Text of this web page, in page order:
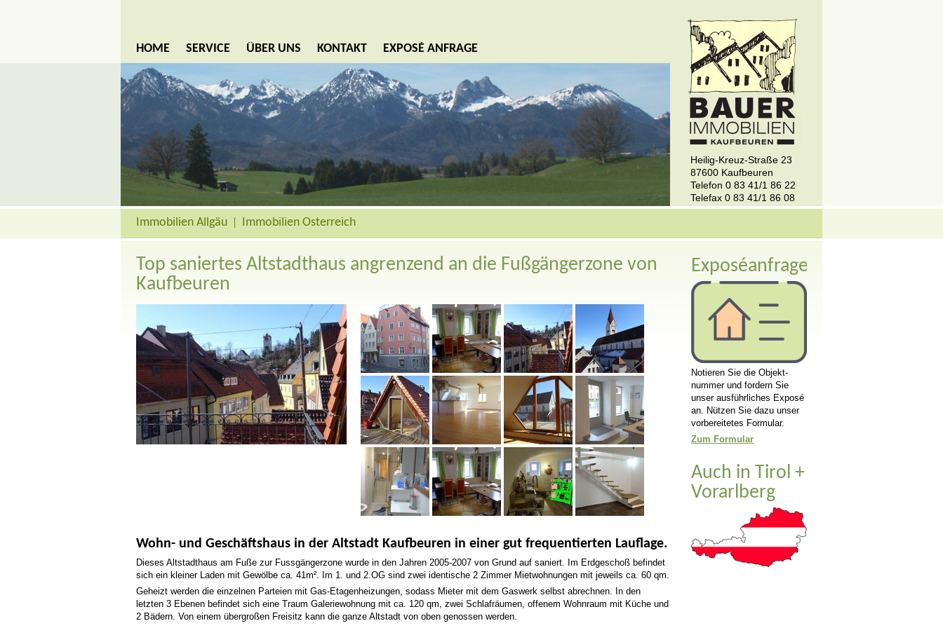
HOME SERVICE ÜBER UNS KONTAKT EXPOSÉ ANFRAGE
Immobilien Allgäu Immobilien Österreich
Heilig-Kreuz-Straße 23
87600 Kaufbeuren
Telefon 0 83 41/1 86 22
Telefax 0 83 41/1 86 08
Top saniertes Altstadthaus angrenzend an die Fußgängerzone von
Kaufbeuren
Wohn- und Geschäftshaus in der Altstadt Kaufbeuren in einer gut frequentierten Lauflage.
Dieses Altstadthaus am Fuße zur Fussgängerzone wurde in den Jahren 2005-2007 von Grund auf saniert. Im Erdgeschoß befindet
sich ein kleiner Laden mit Gewölbe ca. 41m². Im 1. und 2.OG sind zwei identische 2 Zimmer Mietwohnungen mit jeweils ca. 60 qm.
Geheizt werden die einzelnen Parteien mit Gas-Etagenheizungen, sodass Mieter mit dem Gaswerk selbst abrechnen. In den
letzten 3 Ebenen befindet sich eine Traum Galeriewohnung mit ca. 120 qm, zwei Schlafräumen, offenem Wohnraum mit Küche und
2 Bädern. Von einem übergroßen Freisitz kann die ganze Altstadt von oben genossen werden.
Exposéanfrage
Notieren Sie die Objekt­­
nummer und fordern Sie
unser aus­­­führ­­­liches Exposé
an. Nützen Sie dazu unser
vor­­­be­rei­­tetes Formular.
Zum Formular
Auch in Tirol +
Vorarlberg